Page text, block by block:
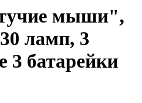
мыши",
ламп, 3
3 батарейки